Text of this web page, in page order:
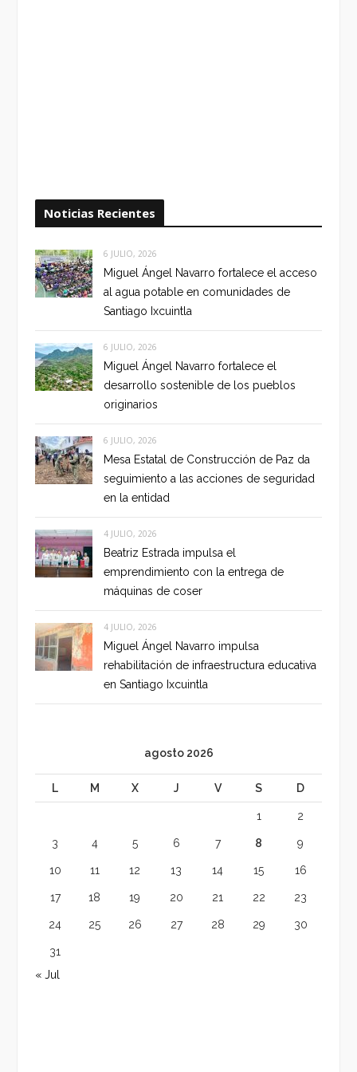
Noticias Recientes
6 JULIO, 2026
Miguel Ángel Navarro fortalece el acceso
al agua potable en comunidades de
Santiago Ixcuintla
6 JULIO, 2026
Miguel Ángel Navarro fortalece el
desarrollo sostenible de los pueblos
originarios
6 JULIO, 2026
Mesa Estatal de Construcción de Paz da
seguimiento a las acciones de seguridad
en la entidad
4 JULIO, 2026
Beatriz Estrada impulsa el
emprendimiento con la entrega de
máquinas de coser
4 JULIO, 2026
Miguel Ángel Navarro impulsa
rehabilitación de infraestructura educativa
en Santiago Ixcuintla
agosto 2026
L M X J V S D
1 2
3 4 5 6 7 8 9
10 11 12 13 14 15 16
17 18 19 20 21 22 23
24 25 26 27 28 29 30
31
« Jul